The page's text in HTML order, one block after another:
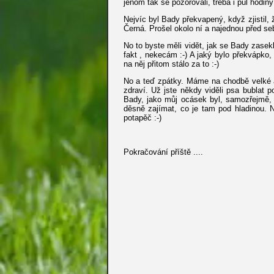
jenom tak se pozorovali, třeba i půl
Nejvíc byl Bady překvapený, když zjistil,
Černá. Prošel okolo ní a najednou před
No to byste měli vidět, jak se Bady
fakt , nekecám :-) A jaký bylo
na něj přitom stálo za to :-)
No a teď zpátky. Máme na chodbě
zdraví. Už jste někdy viděli psa bublat
Bady, jako můj ocásek byl,
děsně zajímat, co je tam pod hladinou.
potapěč :-)
Pokračování příště ....